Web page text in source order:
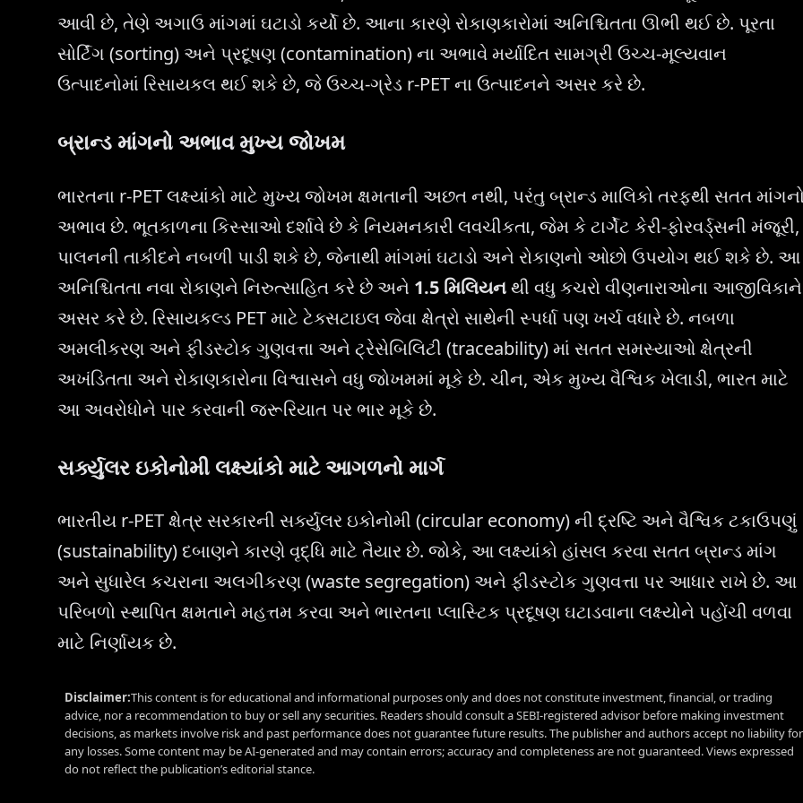
આવી છે, તેણે અગાઉ માંગમાં ઘટાડો કર્યો છે. આના કારણે રોકાણકારોમાં અનિશ્ચિતતા ઊભી થઈ છે. પૂરતા
સોર્ટિંગ (sorting) અને પ્રદૂષણ (contamination) ના અભાવે મર્યાદિત સામગ્રી ઉચ્ચ-મૂલ્યવાન
ઉત્પાદનોમાં રિસાયકલ થઈ શકે છે, જે ઉચ્ચ-ગ્રેડ r-PET ના ઉત્પાદનને અસર કરે છે.
બ્રાન્ડ માંગનો અભાવ મુખ્ય જોખમ
ભારતના r-PET લક્ષ્યાંકો માટે મુખ્ય જોખમ ક્ષમતાની અછત નથી, પરંતુ બ્રાન્ડ માલિકો તરફથી સતત
અભાવ છે. ભૂતકાળના કિસ્સાઓ દર્શાવે છે કે નિયમનકારી લવચીકતા, જેમ કે ટાર્ગેટ કેરી-ફોરવર્ડ્સની મંજૂરી,
પાલનની તાકીદને નબળી પાડી શકે છે, જેનાથી માંગમાં ઘટાડો અને રોકાણનો ઓછો ઉપયોગ થઈ શકે છે. આ
અનિશ્ચિતતા નવા રોકાણને નિરુત્સાહિત કરે છે અને 1.5 મિલિયનથી વધુ કચરો વીણનારાઓના આજીવિકાને
અસર કરે છે. રિસાયકલ્ડ PET માટે ટેક્સટાઇલ જેવા ક્ષેત્રો સાથેની સ્પર્ધા પણ ખર્ચ વધારે છે. નબળા
અમલીકરણ અને ફીડસ્ટોક ગુણવત્તા અને ટ્રેસેબિલિટી (traceability) માં સતત સમસ્યાઓ ક્ષેત્રની
અખંડિતતા અને રોકાણકારોના વિશ્વાસને વધુ જોખમમાં મૂકે છે. ચીન, એક મુખ્ય વૈશ્વિક ખેલાડી, ભારત માટે
આ અવરોધોને પાર કરવાની જરૂરિયાત પર ભાર મૂકે છે.
સર્ક્યુલર ઇકોનોમી લક્ષ્યાંકો માટે આગળનો માર્ગ
ભારતીય r-PET ક્ષેત્ર સરકારની સર્ક્યુલર ઇકોનોમી (circular economy) ની દ્રષ્ટિ અને વૈશ્વિક ટકાઉપણું
(sustainability) દબાણને કારણે વૃદ્ધિ માટે તૈયાર છે. જોકે, આ લક્ષ્યાંકો હાંસલ કરવા સતત બ્રાન્ડ માંગ
અને સુધારેલ કચરાના અલગીકરણ (waste segregation) અને ફીડસ્ટોક ગુણવત્તા પર આધાર રાખે છે. આ
પરિબળો સ્થાપિત ક્ષમતાને મહત્તમ કરવા અને ભારતના પ્લાસ્ટિક પ્રદૂષણ ઘટાડવાના લક્ષ્યોને પહોંચી વળવા
માટે નિર્ણાયક છે.
Disclaimer:This content is for educational and informational purposes only and does not constitute investment, financial, or trading
advice, nor a recommendation to buy or sell any securities. Readers should consult a SEBI-registered advisor before making investment
decisions, as markets involve risk and past performance does not guarantee future results. The publisher and authors accept no liability for
any losses. Some content may be AI-generated and may contain errors; accuracy and completeness are not guaranteed. Views expressed
do not reflect the publication’s editorial stance.